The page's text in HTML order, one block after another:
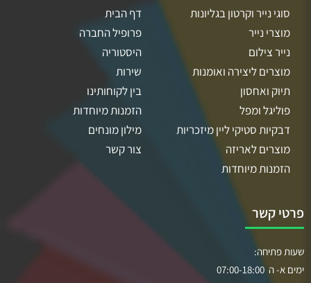
סוגי נייר וקרטון בגליונות
מוצרי נייר
נייר צילום
מוצרים ליצירה ואומנות
תיוק ואחסון
פוליגל ומפל
דבקיות סטיקי ליין מיזכריות
מוצרים לאריזה
הזמנות מיוחדות
דף הבית
פרופיל החברה
היסטוריה
שירות
בין לקוחותינו
הזמנות מיוחדות
מילון מונחים
צור קשר
פרטי קשר
שעות פתיחה:
ימים א- ה 07:00-18:00